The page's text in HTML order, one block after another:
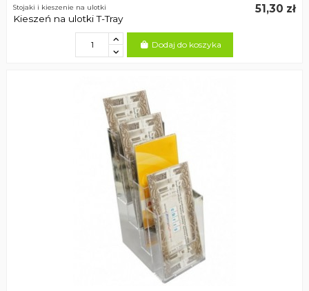
Stojaki i kieszenie na ulotki
Kieszeń na ulotki T-Tray
51,30 zł
Dodaj do koszyka